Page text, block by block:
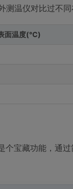
测温仪对比过不
面温度(℃)
个宝藏功能，通